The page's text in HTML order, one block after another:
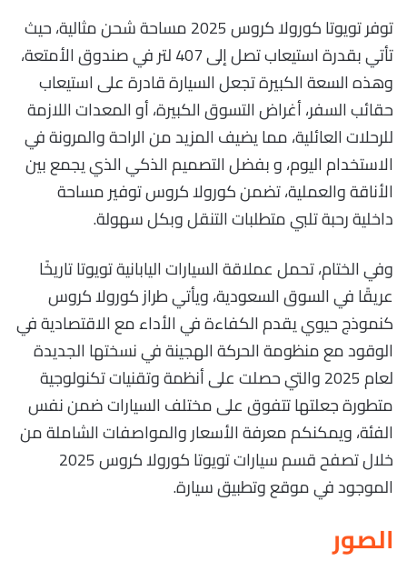
توفر تويوتا كورولا كروس 2025 مساحة شحن مثالية، حيث
تأتي بقدرة استيعاب تصل إلى 407 لتر في صندوق الأمتعة،
وهذه السعة الكبيرة تجعل السيارة قادرة على استيعاب
حقائب السفر، أغراض التسوق الكبيرة، أو المعدات اللازمة
للرحلات العائلية، مما يضيف المزيد من الراحة والمرونة في
الاستخدام اليوم، و بفضل التصميم الذكي الذي يجمع بين
الأناقة والعملية، تضمن كورولا كروس توفير مساحة
داخلية رحبة تلبي متطلبات التنقل وبكل سهولة.
وفي الختام، تحمل عملاقة السيارات اليابانية تويوتا تاريخًا
عريقًا في السوق السعودية، ويأتي طراز كورولا كروس
كنموذج حيوي يقدم الكفاءة في الأداء مع الاقتصادية في
الوقود مع منظومة الحركة الهجينة في نسختها الجديدة
لعام 2025 والتي حصلت على أنظمة وتقنيات تكنولوجية
متطورة جعلتها تتفوق على مختلف السيارات ضمن نفس
الفئة، ويمكنكم معرفة الأسعار والمواصفات الشاملة من
خلال تصفح قسم سيارات تويوتا كورولا كروس 2025
الموجود في موقع وتطبيق سيارة.
الصور